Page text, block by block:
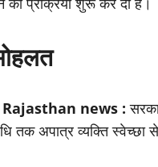
news :
तक अपात्र व्यक्ति स्वेच्छा